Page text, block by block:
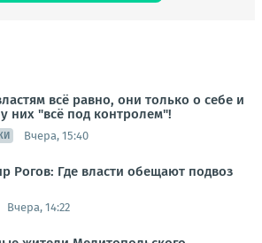
всё равно, они только о себе и
них "всё под контролем"!
Вчера, 15:40
Рогов: Где власти обещают подвоз
Вчера, 14:22